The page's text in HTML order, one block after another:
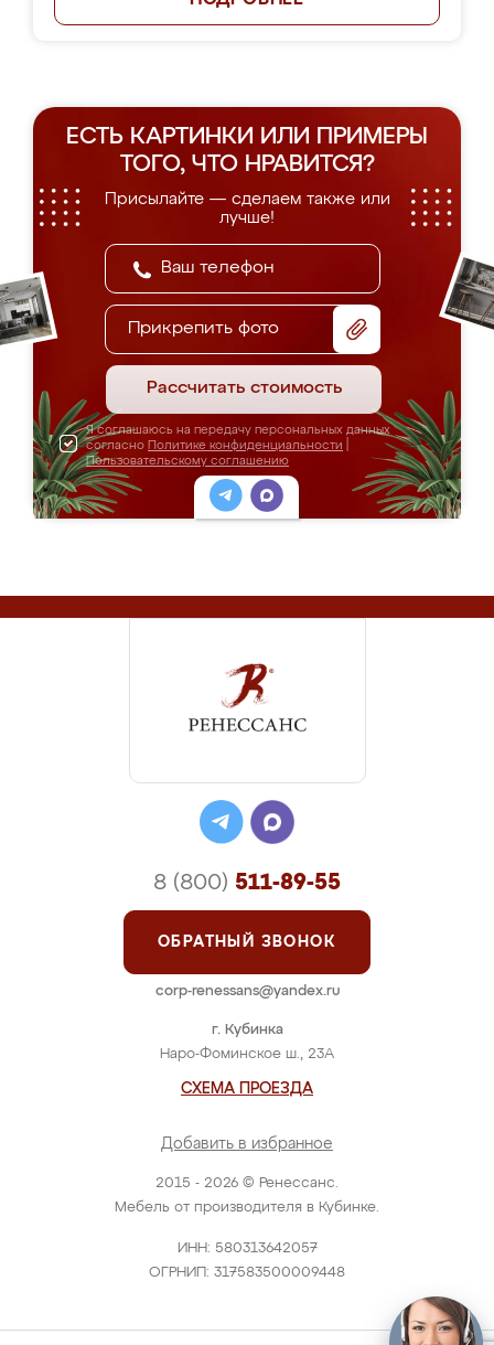
ЕСТЬ КАРТИНКИ ИЛИ ПРИМЕРЫ
ТОГО, ЧТО НРАВИТСЯ?
Присылайте — сделаем также или
лучше!
Прикрепить фото
Рассчитать стоимость
Я соглашаюсь на передачу персональных данных
согласно Политике конфиденциальности
Пользовательскому соглашению
2015 - 2026 © Ренессанс.
Мебель от производителя в Кубинке.
ИНН: 580313642057
ОГРНИП: 317583500009448
г. Кубинка
Наро-Фоминское ш., 23А
СХЕМА ПРОЕЗДА
Добавить в избранное
8 (800) 511-89-55
ОБРАТНЫЙ ЗВОНОК
corp-renessans@yandex.ru